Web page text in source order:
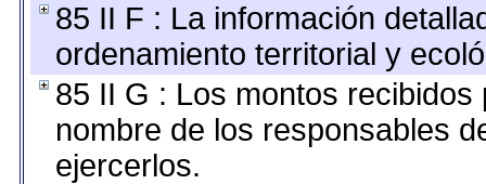
85 II F : La información
ordenamiento territorial y
85 II G : Los montos
nombre de los responsables
ejercerlos.